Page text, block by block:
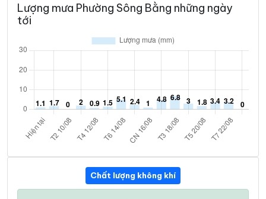
Lượng mưa Phường Sông Bằng những ngày
tới
Chất lượng không khí